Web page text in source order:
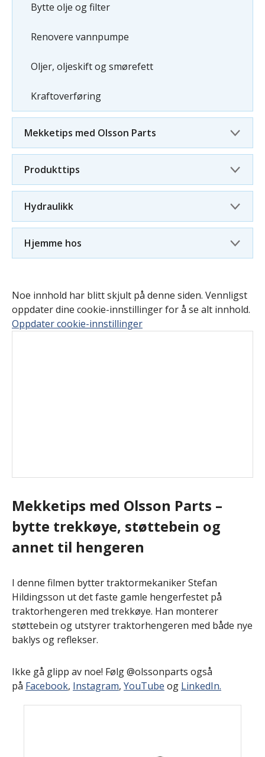
Bytte olje og filter
Renovere vannpumpe
Oljer, oljeskift og smørefett
Kraftoverføring
Mekketips med Olsson Parts
Produkttips
Hydraulikk
Hjemme hos
Noe innhold har blitt skjult på denne siden. Vennligst
oppdater dine cookie-innstillinger for å se alt innhold.
Oppdater cookie-innstillinger
Mekketips med Olsson Parts –
bytte trekkøye, støttebein og
annet til hengeren
I denne filmen bytter traktormekaniker Stefan
Hildingsson ut det faste gamle hengerfestet på
traktorhengeren med trekkøye. Han monterer
støttebein og utstyrer traktorhengeren med både nye
baklys og reflekser.
Ikke gå glipp av noe! Følg @olssonparts også
på Facebook, Instagram, YouTube og LinkedIn.